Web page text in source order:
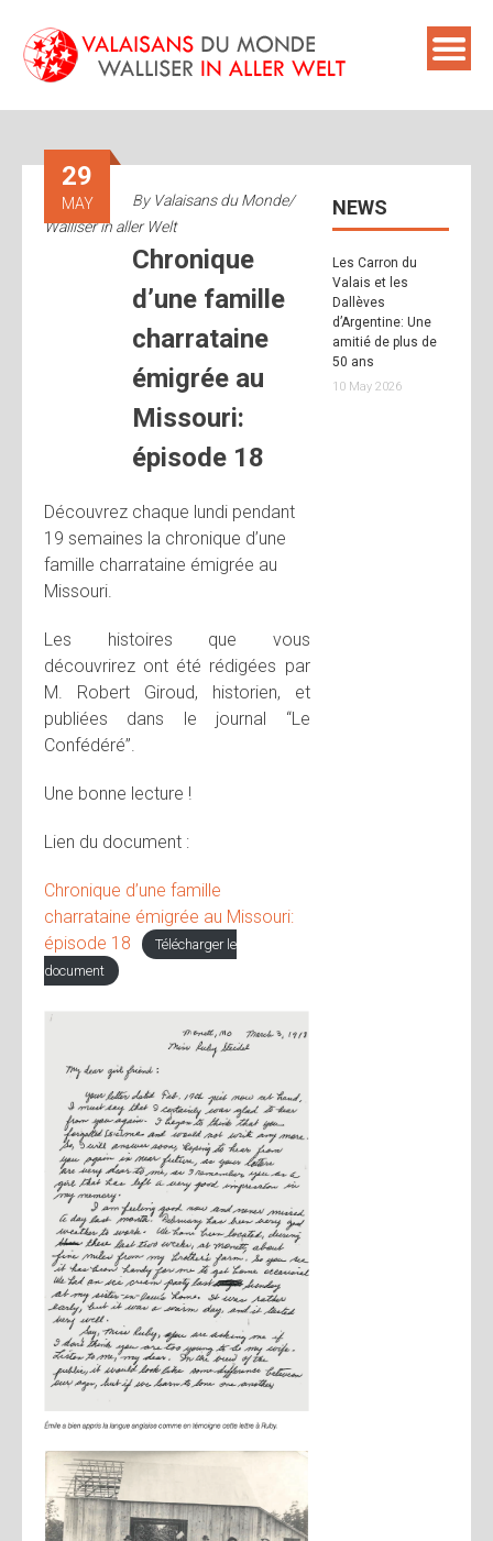
content
29
MAY By Valaisans du Monde/
Walliser in aller Welt
Chronique
d’une famille
charrataine
émigrée au
Missouri:
épisode 18
Découvrez chaque lundi pendant
19 semaines la chronique d’une
famille charrataine émigrée au
Missouri.
Les histoires que vous
découvrirez ont été rédigées par
M. Robert Giroud, historien, et
publiées dans le journal “Le
Confédéré”.
Une bonne lecture !
Lien du document :
Chronique d’une famille
charrataine émigrée au Missouri:
épisode 18
Télécharger le
document
NEWS
Les Carron du
Valais et les
Dallèves
d’Argentine: Une
amitié de plus de
50 ans
10 May 2026